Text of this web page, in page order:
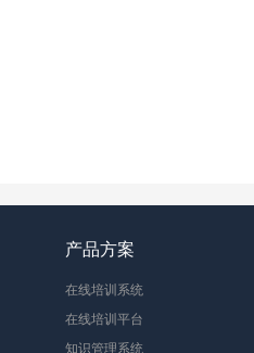
产品方案
在线培训系统
在线培训平台
知识管理系统